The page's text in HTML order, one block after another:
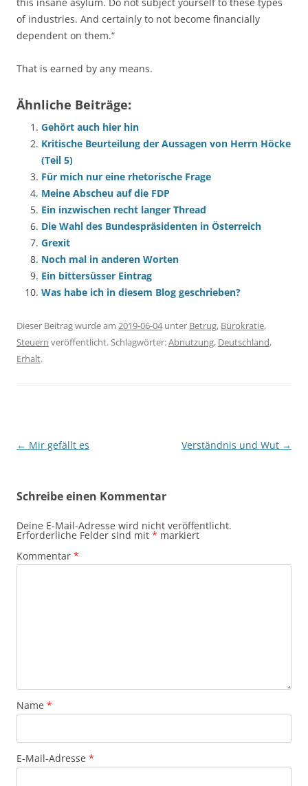
of industries. And certainly to not become financially
dependent on them.“
That is earned by any means.
Ähnliche Beiträge:
Gehört auch hier hin
Kritische Beurteilung der Aussagen von Herrn Höcke
(Teil 5)
Für mich nur eine rhetorische Frage
Meine Abscheu auf die FDP
Ein inzwischen recht langer Thread
Die Wahl des Bundespräsidenten in Österreich
Grexit
Noch mal in anderen Worten
Ein bittersüsser Eintrag
Was habe ich in diesem Blog geschrieben?
Dieser Beitrag wurde am 2019-06-04unter Betrug, Bürokratie,
Steuern veröffentlicht. Schlagwörter:Abnutzung, Deutschland,
Erhalt.
Beitragsnavigation
← Mir gefällt es Verständnis und Wut →
Schreibe einen Kommentar
Deine E-Mail-Adresse wird nicht veröffentlicht.
Erforderliche Felder sind mit * markiert
Kommentar *
Name *
E-Mail-Adresse *